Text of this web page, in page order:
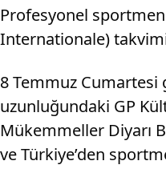
Profesyonel
Internationale)
8 Temmuz Cumartesi
uzunluğundaki GP
Mükemmeller Diyarı
ve Türkiye’den